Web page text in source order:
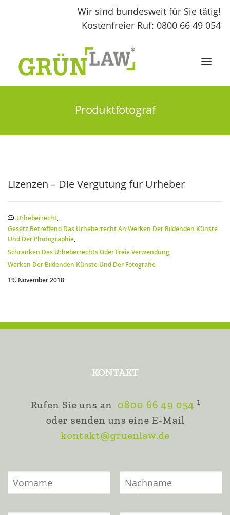
Wir sind bundesweit für Sie tätig!
Kostenfreier Ruf: 0800 66 49 054
KONTAKT
Produktfotograf
Lizenzen – Die Vergütung für Urheber
Urheberrecht,
Gesetz Betreffend Das Urheberrecht An Werken Der Bildenden Künste
Und Der Photographie,
Schranken Des Urheberrechts Oder Freie Verwendung,
Werken Der Bildenden Künste Und Der Fotografie
19. November 2018
KONTAKT
Rufen Sie uns an 0800 66 49 054 1
oder senden uns eine E-Mail
kontakt@gruenlaw.de